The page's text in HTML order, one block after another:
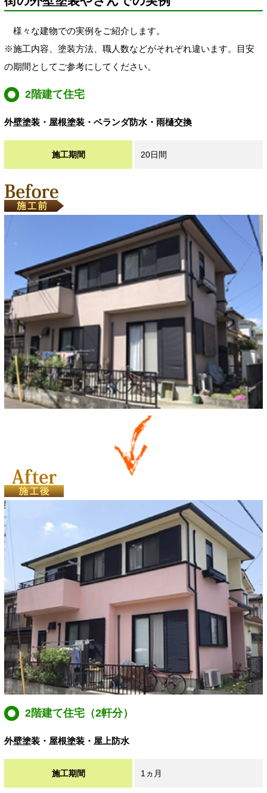
様々な建物での実例をご紹介します。
※施工内容、塗装方法、職人数などがそれぞれ違います。目安
の期間としてご参考にしてください。
2階建て住宅
外壁塗装・屋根塗装・ベランダ防水・雨樋交換
施工期間 20日間
2階建て住宅（2軒分）
外壁塗装・屋根塗装・屋上防水
施工期間 1ヵ月